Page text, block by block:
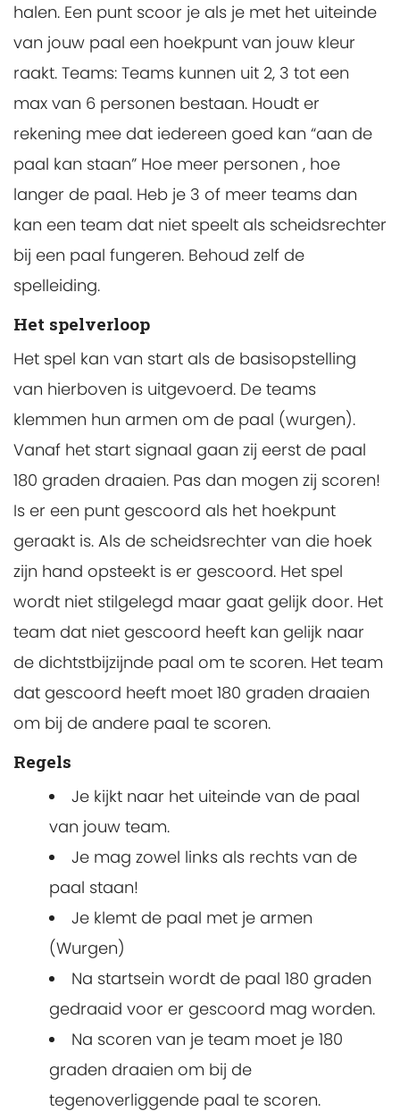
halen. Een punt scoor je als je met het uiteinde
van jouw paal een hoekpunt van jouw kleur
raakt. Teams: Teams kunnen uit 2, 3 tot een
max van 6 personen bestaan. Houdt er
rekening mee dat iedereen goed kan “aan de
paal kan staan” Hoe meer personen , hoe
langer de paal. Heb je 3 of meer teams dan
kan een team dat niet speelt als scheidsrechter
bij een paal fungeren. Behoud zelf de
spelleiding.
Het spelverloop
Het spel kan van start als de basisopstelling
van hierboven is uitgevoerd. De teams
klemmen hun armen om de paal (wurgen).
Vanaf het start signaal gaan zij eerst de paal
180 graden draaien. Pas dan mogen zij scoren!
Is er een punt gescoord als het hoekpunt
geraakt is. Als de scheidsrechter van die hoek
zijn hand opsteekt is er gescoord. Het spel
wordt niet stilgelegd maar gaat gelijk door. Het
team dat niet gescoord heeft kan gelijk naar
de dichtstbijzijnde paal om te scoren. Het team
dat gescoord heeft moet 180 graden draaien
om bij de andere paal te scoren.
Regels
Je kijkt naar het uiteinde van de paal
van jouw team.
Je mag zowel links als rechts van de
paal staan!
Je klemt de paal met je armen
(Wurgen)
Na startsein wordt de paal 180 graden
gedraaid voor er gescoord mag worden.
Na scoren van je team moet je 180
graden draaien om bij de
tegenoverliggende paal te scoren.